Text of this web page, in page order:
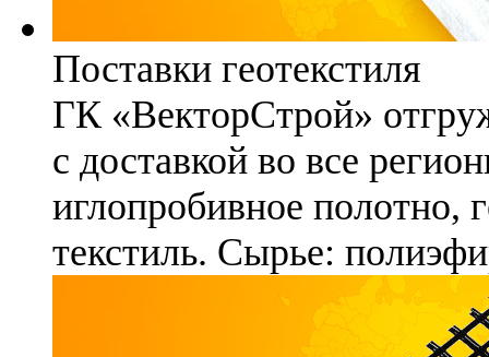
Поставки геотекстиля
ГК «ВекторСтрой»
с доставкой во все
иглопробивное полотно,
текстиль. Сырье: